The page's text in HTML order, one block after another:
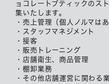
ョコレートブティックのス
集いたします。
・売上管理（個人ノルマは
・スタッフマネジメント
・接客
・販売トレーニング
・店舗衛生、商品管理
・棚卸業務
・その他店舗運営に関わる